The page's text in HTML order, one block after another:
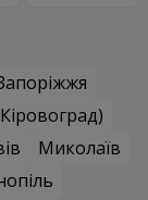
Миколаїв